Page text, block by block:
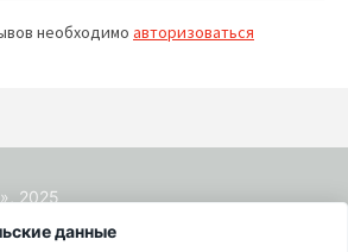
необходимо авторизоваться
данные
2025